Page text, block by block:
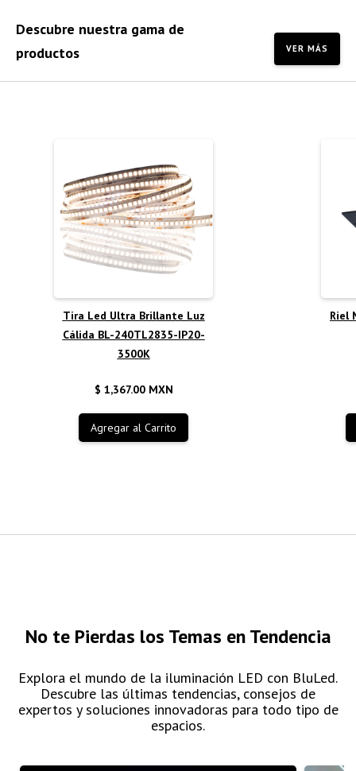
Descubre nuestra gama de
productos
VER MÁS
Tira Led Ultra Brillante Luz
Cálida BL-240TL2835-IP20-
3500K
$ 1,367.00 MXN
Riel
No te Pierdas los Temas en Tendencia
Explora el mundo de la iluminación LED con BluLed.
Descubre las últimas tendencias, consejos de
expertos y soluciones innovadoras para todo tipo de
espacios.